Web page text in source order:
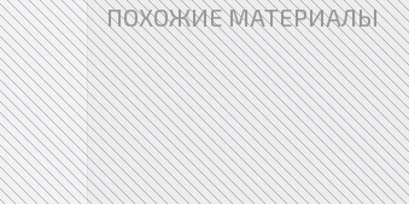
ПОХОЖИЕ МАТЕРИАЛЫ